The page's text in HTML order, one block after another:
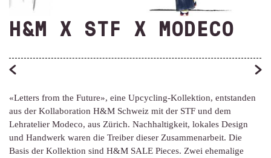
H&M X STF X MODECO
«Letters from the Future», eine Upcycling-Kollektion, entstanden
aus der Kollaboration H&M Schweiz mit der STF und dem
Lehratelier Modeco, aus Zürich. Nachhaltigkeit, lokales Design
und Handwerk waren die Treiber dieser Zusammenarbeit. Die
Basis der Kollektion sind H&M SALE Pieces. Zwei ehemalige